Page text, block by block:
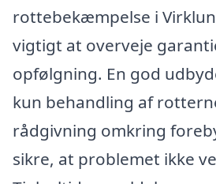
rottebekæmpelse i
vigtigt at overveje
opfølgning. En god
kun behandling af
rådgivning omkring
sikre, at problemet ikke